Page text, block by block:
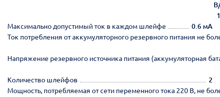
Максимально допустимый ток в каждом шлейфе
0.6 мА
Ток потребления от аккумуляторного резервного питания не
Напряжение резервного источника питания (аккумуляторная
Количество шлейфов
2
Мощность, потребляемая от сети переменного тока 220 В, не